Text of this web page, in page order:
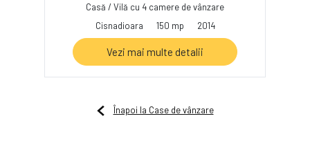
Casă / Vilă cu 4 camere de vânzare
Cisnadioara
150 mp 2014
Vezi mai multe detalii
Înapoi la Case de vânzare